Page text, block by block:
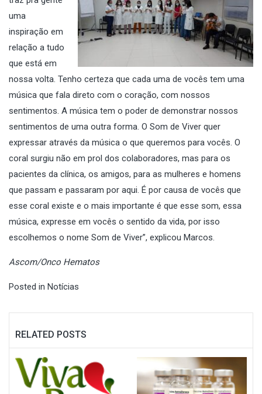
uma
inspiração em
relação a tudo
que está em
nossa volta. Tenho certeza que cada uma de vocês tem uma
música que fala direto com o coração, com nossos
sentimentos. A música tem o poder de demonstrar nossos
sentimentos de uma outra forma. O Som de Viver quer
expressar através da música o que queremos para vocês. O
coral surgiu não em prol dos colaboradores, mas para os
pacientes da clínica, os amigos, para as mulheres e homens
que passam e passaram por aqui. É por causa de vocês que
esse coral existe e o mais importante é que esse som, essa
música, expresse em vocês o sentido da vida, por isso
escolhemos o nome Som de Viver”, explicou Marcos.
Ascom/Onco Hematos
Posted in Notícias
RELATED POSTS